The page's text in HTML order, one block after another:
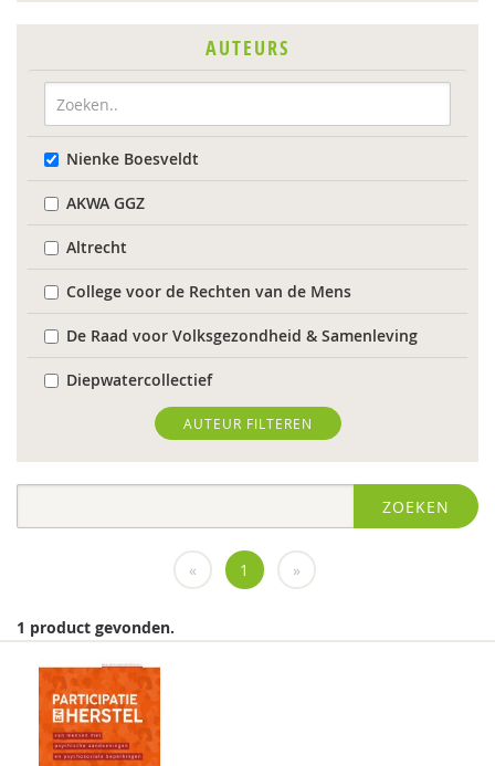
AUTEURS
Nienke Boesveldt
AKWA GGZ
Altrecht
College voor de Rechten van de Mens
De Raad voor Volksgezondheid & Samenleving
Diepwatercollectief
Diverse
Flenke
KNMG
Landelijk Kenniscentrum LVB
AUTEUR FILTEREN
ZOEKEN
« 1 »
1 product gevonden.